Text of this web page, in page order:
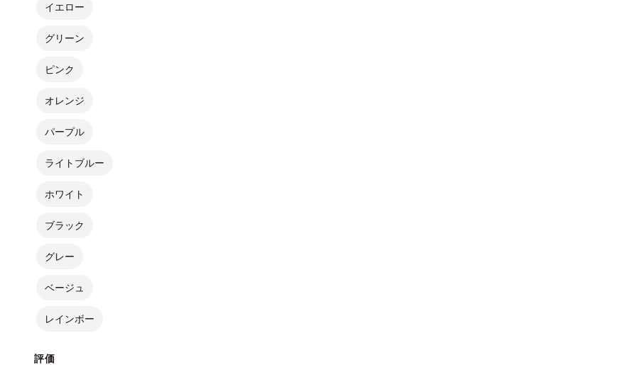
イエロー
グリーン
ピンク
オレンジ
パープル
ライトブルー
ホワイト
ブラック
グレー
ベージュ
レインボー
評価